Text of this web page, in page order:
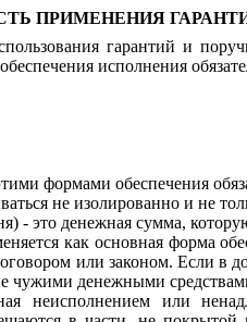
ПРИМЕНЕНИЯ
гарантий и
исполнения
формами обеспечения
не изолированно и не
- это денежная сумма,
как основная форма
или законом. Если в
чужими денежными
неисполнением или